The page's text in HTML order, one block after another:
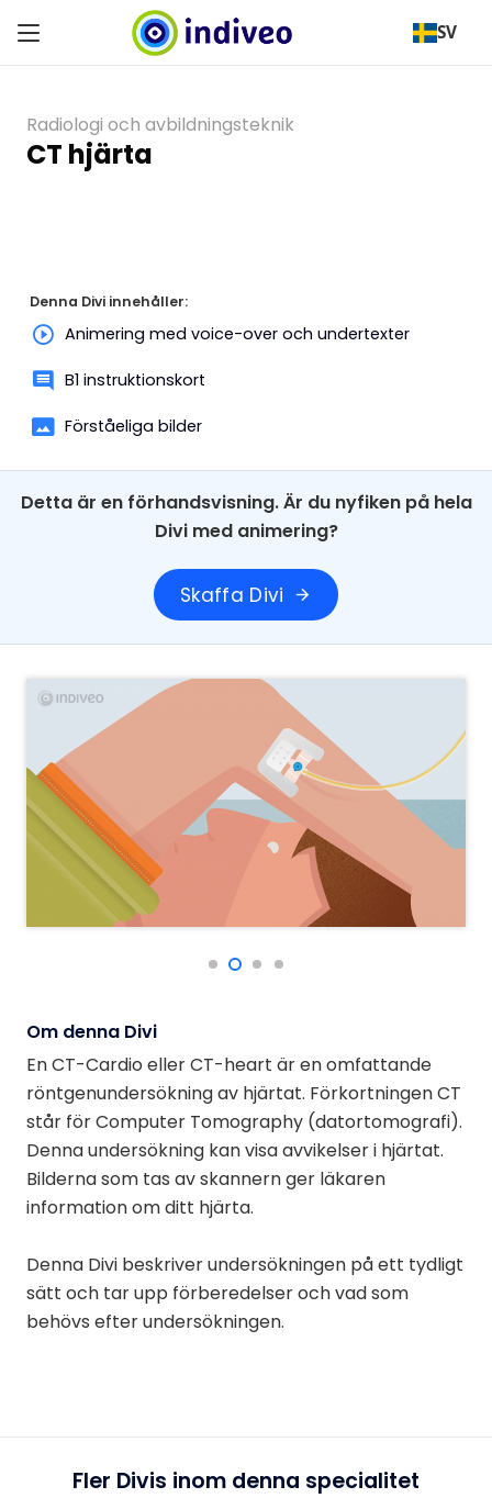
SV
Radiologi och avbildningsteknik
CT hjärta
Denna Divi innehåller:
Animering med voice-over och undertexter
B1 instruktionskort
Förståeliga bilder
Detta är en förhandsvisning. Är du nyfiken på hela
Divi med animering?
Skaffa Divi arrow_forward
Om denna Divi
En CT-Cardio eller CT-heart är en omfattande
röntgenundersökning av hjärtat. Förkortningen CT
står för Computer Tomography (datortomografi).
Denna undersökning kan visa avvikelser i hjärtat.
Bilderna som tas av skannern ger läkaren
information om ditt hjärta.
Denna Divi beskriver undersökningen på ett tydligt
sätt och tar upp förberedelser och vad som
behövs efter undersökningen.
Fler Divis inom denna specialitet